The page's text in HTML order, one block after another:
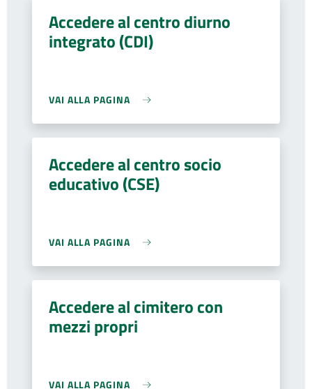
Accedere al centro diurno
integrato (CDI)
VAI ALLA PAGINA
Accedere al centro socio
educativo (CSE)
VAI ALLA PAGINA
Accedere al cimitero con
mezzi propri
VAI ALLA PAGINA